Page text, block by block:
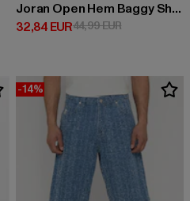
49,99 EUR
Joran Open Hem Baggy Shorts
32,84 EUR
Derzeitiger Preis: 32,84 EUR
44,99 EURAktionspreis:
-14%